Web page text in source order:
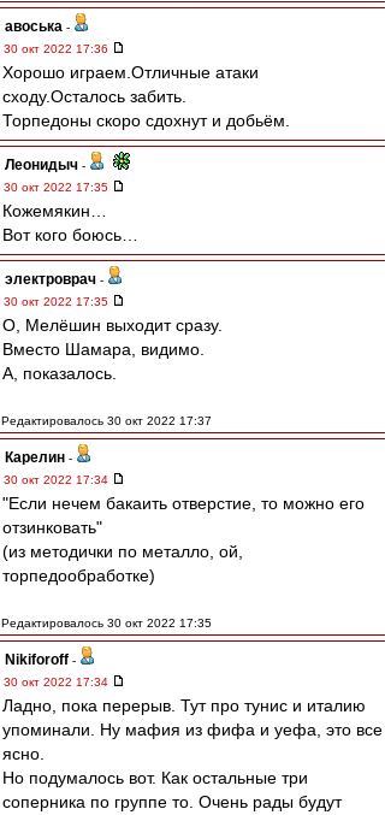
авоська -
30 окт 2022 17:36
Хорошо играем.Отличные атаки
сходу.Осталось забить.
Торпедоны скоро сдохнут и добьём.
Леонидыч -
30 окт 2022 17:35
Кожемякин…
Вот кого боюсь…
электроврач -
30 окт 2022 17:35
О, Мелëшин выходит сразу.
Вместо Шамара, видимо.
А, показалось.
Редактировалось 30 окт 2022 17:37
Карелин -
30 окт 2022 17:34
"Если нечем бакаить отверстие, то можно его
отзинковать"
(из методички по металло, ой,
торпедообработке)
Редактировалось 30 окт 2022 17:35
Nikiforoff -
30 окт 2022 17:34
Ладно, пока перерыв. Тут про тунис и италию
упоминали. Ну мафия из фифа и уефа, это все
ясно.
Но подумалось вот. Как остальные три
соперника по группе то. Очень рады будут